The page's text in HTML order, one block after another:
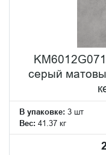
серый
В упаковке: 3 шт
Вес: 41.37 кг